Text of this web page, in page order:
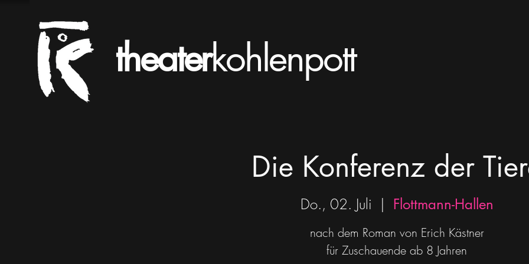
theaterkohlenpott
Die Konferenz der
Do., 02. Juli
  |
Flottmann-Hallen
nach dem Roman von Erich Kästner
für Zuschauende ab 8 Jahren